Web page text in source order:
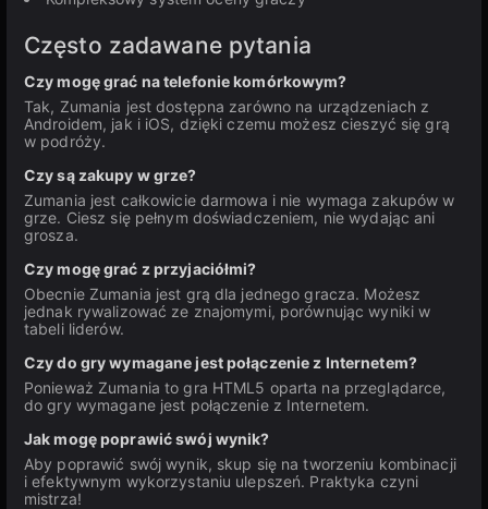
Często zadawane pytania
Czy mogę grać na telefonie komórkowym?
Tak, Zumania jest dostępna zarówno na urządzeniach z
Androidem, jak i iOS, dzięki czemu możesz cieszyć się grą
w podróży.
Czy są zakupy w grze?
Zumania jest całkowicie darmowa i nie wymaga zakupów w
grze. Ciesz się pełnym doświadczeniem, nie wydając ani
grosza.
Czy mogę grać z przyjaciółmi?
Obecnie Zumania jest grą dla jednego gracza. Możesz
jednak rywalizować ze znajomymi, porównując wyniki w
tabeli liderów.
Czy do gry wymagane jest połączenie z Internetem?
Ponieważ Zumania to gra HTML5 oparta na przeglądarce,
do gry wymagane jest połączenie z Internetem.
Jak mogę poprawić swój wynik?
Aby poprawić swój wynik, skup się na tworzeniu kombinacji
i efektywnym wykorzystaniu ulepszeń. Praktyka czyni
mistrza!